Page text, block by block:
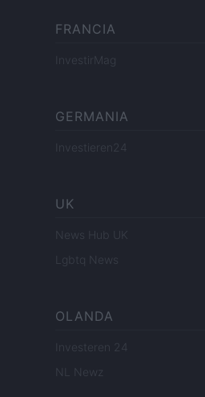
FRANCIA
InvestirMag
GERMANIA
Investieren24
UK
News Hub UK
Lgbtq News
OLANDA
Investeren 24
NL Newz